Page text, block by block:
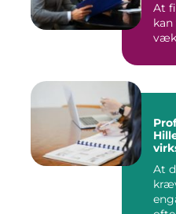
At
At